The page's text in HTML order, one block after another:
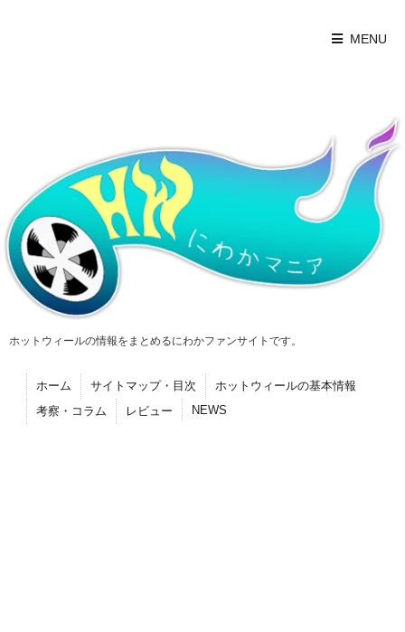
MENU
ホットウィールの情報をまとめるにわかファンサイトです。
ホーム サイトマップ・目次
ホットウィールの基本情報
考察・コラム
レビュー NEWS